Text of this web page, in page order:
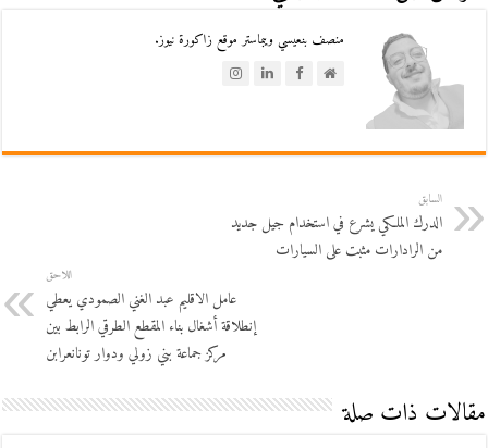
منصف بنعيسي ويبماستر موقع زاكورة نيوز.
السابق
الدرك الملكي يشرع في استخدام جيل جديد
من الرادارات مثبت على السيارات
اللاحق
عامل الاقليم عبد الغني الصمودي يعطي
إنطلاقة أشغال بناء المقطع الطرقي الرابط بين
مركز جماعة بني زولي ودوار تونانعرابن
مقالات ذات صلة